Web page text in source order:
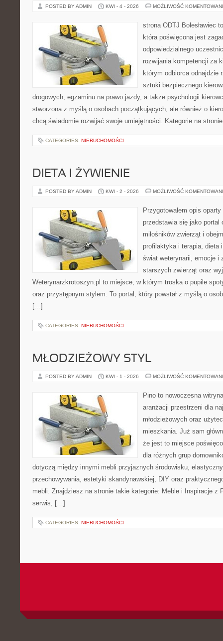
POSTED BY ADMIN KWI - 4 - 2026 MOŻLIWOŚĆ
strona ODTJ Bolesławiec
która poświęcona jest
odpowiedzialnego
rozwijania kompetencji za
którym odbiorca odnajdzie
sztuki bezpiecznego
drogowych, egzaminu na prawo jazdy, a także psychologii
stworzona z myślą o osobach początkujących, ale również o
chcą świadomie rozwijać swoje umiejętności. Kategorie na
CATEGORIES: NIERUCHOMOŚCI
DIETA I ŻYWIENIE
POSTED BY ADMIN KWI - 2 - 2026 MOŻLIWOŚĆ
Przygotowałem opis
przedstawia się jako portal
miłośników zwierząt i
profilaktyka i terapia, dieta
świat weterynarii, emocje i
starszych zwierząt oraz
Weterynarzkrotoszyn.pl to miejsce, w którym troska o pupile
oraz przystępnym stylem. To portal, który powstał z myślą o
[…]
CATEGORIES: NIERUCHOMOŚCI
MŁODZIEŻOWY STYL
POSTED BY ADMIN KWI - 1 - 2026 MOŻLIWOŚĆ
Pino to nowoczesna
aranżacji przestrzeni dla
młodzieżowych oraz
mieszkania. Już sam
że jest to miejsce
dla różnych grup
dotyczą między innymi mebli przyjaznych środowisku,
przechowywania, estetyki skandynawskiej, DIY oraz
mebli. Znajdziesz na stronie takie kategorie: Meble i Inspiracje z
serwis, […]
CATEGORIES: NIERUCHOMOŚCI